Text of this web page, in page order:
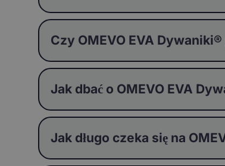
Czy OMEVO EVA
Jak dbać o OMEVO EVA
Jak długo czeka się na